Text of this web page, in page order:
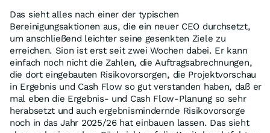
Das sieht alles nach einer der typischen
Bereinigungsaktionen aus, die ein neuer CEO durchsetzt,
um anschließend leichter seine gesenkten Ziele zu
erreichen. Sion ist erst seit zwei Wochen dabei. Er kann
einfach noch nicht die Zahlen, die Auftragsabrechnungen,
die dort eingebauten Risikovorsorgen, die Projektvorschau
in Ergebnis und Cash Flow so gut verstanden haben, daß er
mal eben die Ergebnis- und Cash Flow-Planung so sehr
herabsetzt und auch ergebnismindernde Risikovorsorge
noch in das Jahr 2025/26 hat einbauen lassen. Das sieht